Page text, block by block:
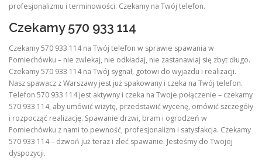
profesjonalizmu i terminowości. Czekamy na Twój telefon.
Czekamy 570 933 114
Czekamy 570 933 114 na Twój telefon w sprawie spawania w
Pomiechówku – nie zwlekaj, nie odkładaj, nie zastanawiaj się zbyt długo.
Czekamy 570 933 114 na Twój sygnał, gotowi do wyjazdu i realizacji.
Nasz spawacz z Warszawy jest już spakowany i czeka na Twój telefon.
Telefon 570 933 114 jest aktywny i czeka na Twoje połączenie – czekamy
570 933 114, aby umówić wizytę, przedstawić wycenę, omówić szczegóły
i rozpocząć realizację. Spawanie drzwi, bram i ogrodzeń w
Pomiechówku z nami to pewność, profesjonalizm i satysfakcja. Czekamy
570 933 114 – dzwoń już teraz i zleć spawanie. Jesteśmy do Twojej
dyspozycji.